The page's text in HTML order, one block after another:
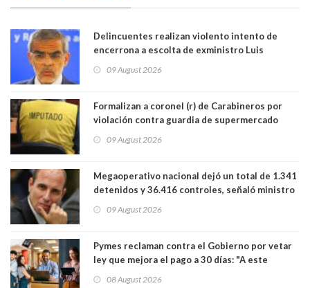
Delincuentes realizan violento intento de
encerrona a escolta de exministro Luis
Lo Espejo
09 August 2026
Formalizan a coronel (r) de Carabineros por
violación contra guardia de supermercado
09 August 2026
Megaoperativo nacional dejó un total de 1.341
detenidos y 36.416 controles, señaló ministro
09 August 2026
Pymes reclaman contra el Gobierno por vetar
ley que mejora el pago a 30 días: "A este
08 August 2026